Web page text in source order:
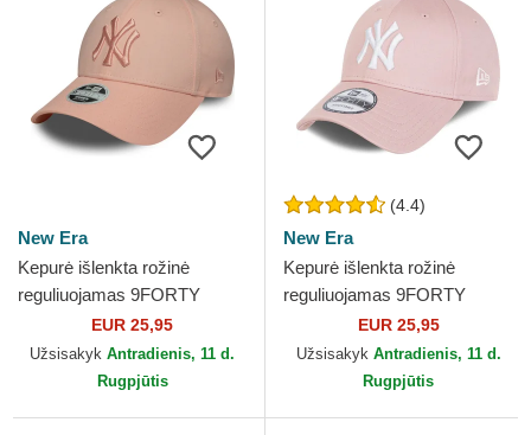
New Era
Kepurė išlenkta rožinė
reguliuojamas 9FORTY
League Essential New York
Yankees MLB New Era
EUR 25,95
Užsisakyk Antradienis, 11 d.
Rugpjūtis
(4.4)
New Era
Kepurė išlenkta rožinė
reguliuojamas 9FORTY
League Essential New York
Yankees MLB New Era
EUR 25,95
Užsisakyk Antradienis, 11 d.
Rugpjūtis